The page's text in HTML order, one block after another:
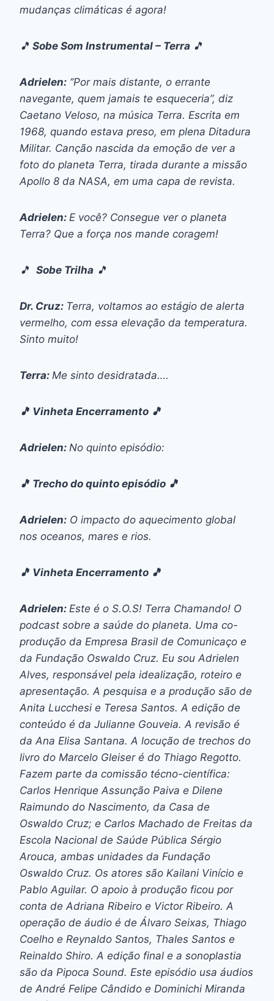
mudanças climáticas é agora!
🎵 Sobe Som Instrumental – Terra 🎵
Adrielen: ‘’Por mais distante, o errante
navegante, quem jamais te esqueceria”, diz
Caetano Veloso, na música Terra. Escrita em
1968, quando estava preso, em plena Ditadura
Militar. Canção nascida da emoção de ver a
foto do planeta Terra, tirada durante a missão
Apollo 8 da NASA, em uma capa de revista.
Adrielen: E você? Consegue ver o planeta
Terra? Que a força nos mande coragem!
🎵 Sobe Trilha 🎵
Dr. Cruz: Terra, voltamos ao estágio de alerta
vermelho, com essa elevação da temperatura.
Sinto muito!
Terra: Me sinto desidratada….
🎵 Vinheta Encerramento 🎵
Adrielen: No quinto episódio:
🎵 Trecho do quinto episódio 🎵
Adrielen: O impacto do aquecimento global
nos oceanos, mares e rios.
🎵 Vinheta Encerramento 🎵
Adrielen: Este é o S.O.S! Terra Chamando! O
podcast sobre a saúde do planeta. Uma co-
produção da Empresa Brasil de Comunicaço e
da Fundação Oswaldo Cruz. Eu sou Adrielen
Alves, responsável pela idealização, roteiro e
apresentação. A pesquisa e a produção são de
Anita Lucchesi e Teresa Santos. A edição de
conteúdo é da Julianne Gouveia. A revisão é
da Ana Elisa Santana. A locução de trechos do
livro do Marcelo Gleiser é do Thiago Regotto.
Fazem parte da comissão técno-científica:
Carlos Henrique Assunção Paiva e Dilene
Raimundo do Nascimento, da Casa de
Oswaldo Cruz; e Carlos Machado de Freitas da
Escola Nacional de Saúde Pública Sérgio
Arouca, ambas unidades da Fundação
Oswaldo Cruz. Os atores são Kailani Vinício e
Pablo Aguilar. O apoio à produção ficou por
conta de Adriana Ribeiro e Victor Ribeiro. A
operação de áudio é de Álvaro Seixas, Thiago
Coelho e Reynaldo Santos, Thales Santos e
Reinaldo Shiro. A edição final e a sonoplastia
são da Pipoca Sound. Este episódio usa áudios
de André Felipe Cândido e Dominichi Miranda